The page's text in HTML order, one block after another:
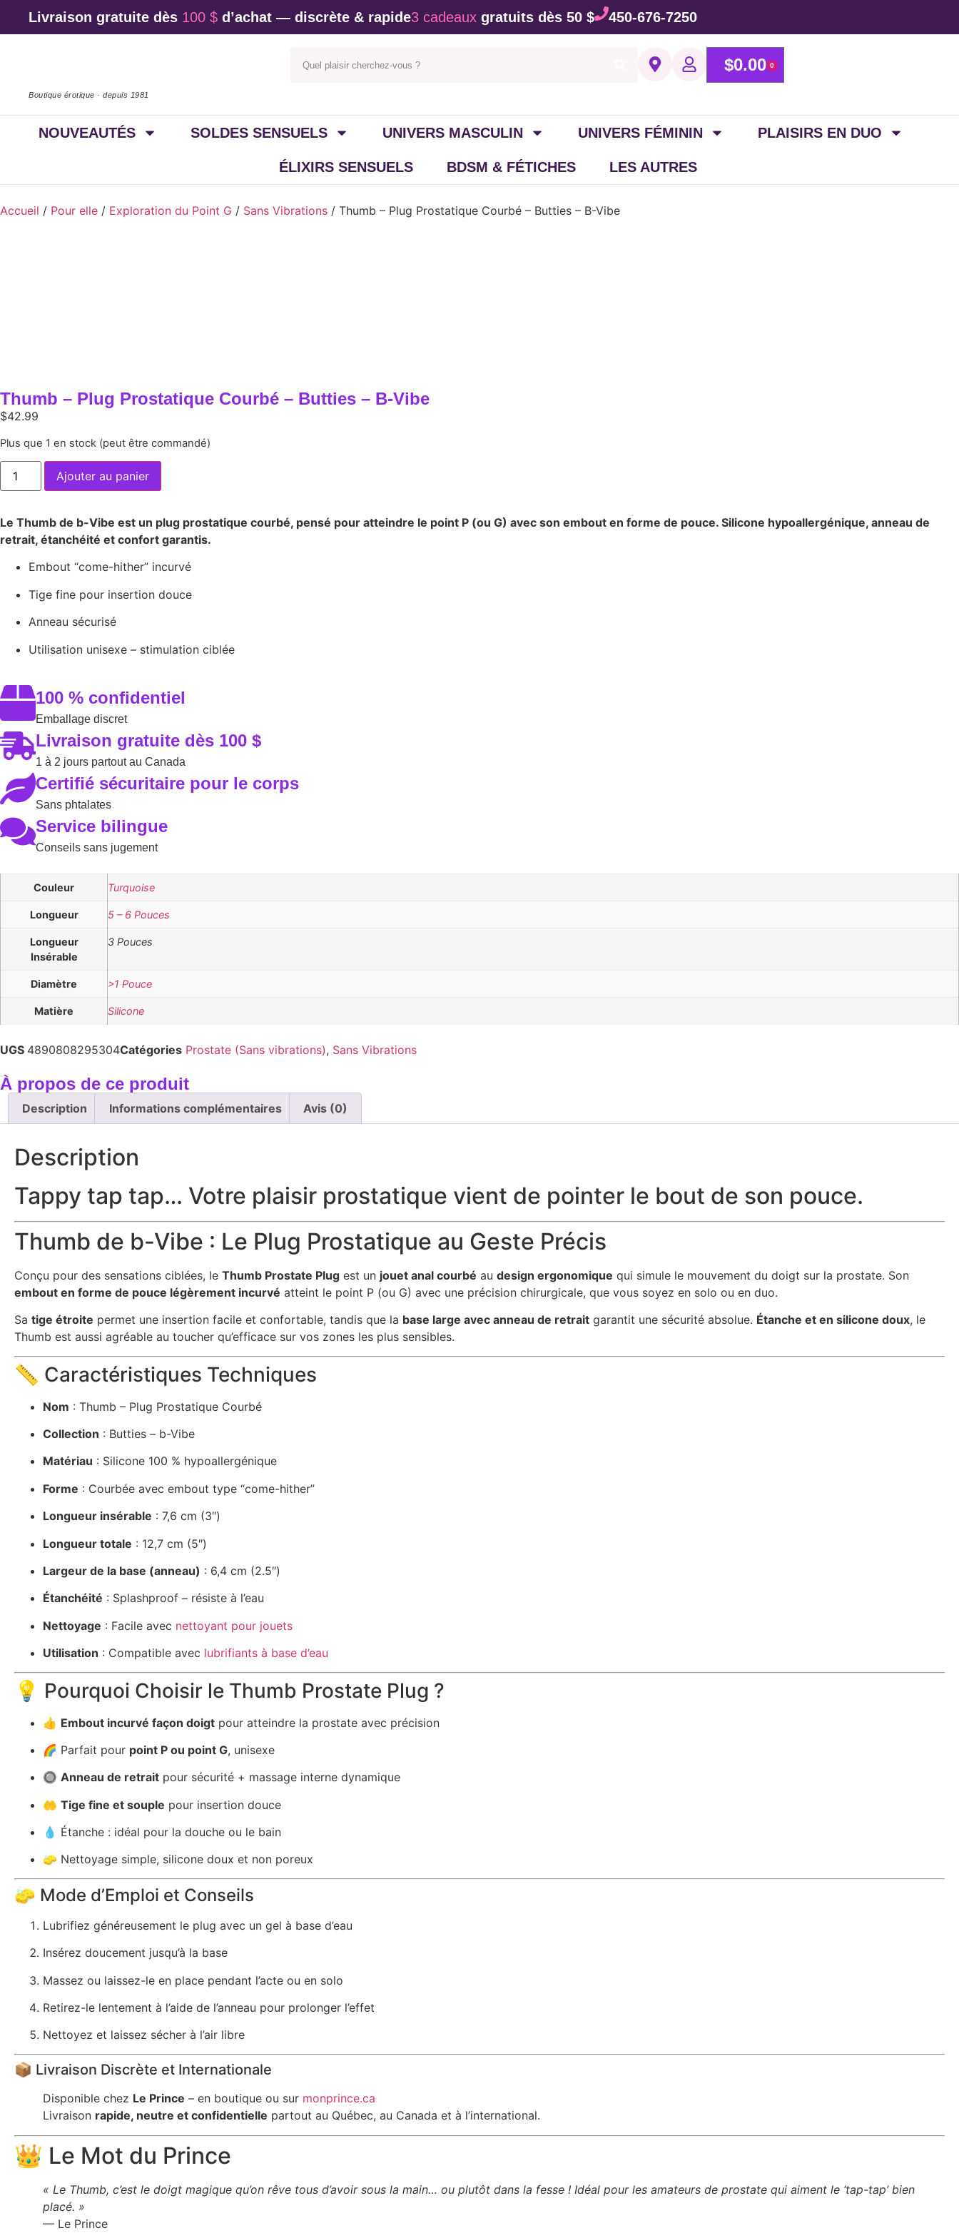
Livraison gratuite dès 100 $ d’achat — discrète & rapide3 cadeaux gratuits dès 50 $ 450-676-7250
Boutique érotique · depuis 1981
$0.00 0
NOUVEAUTÉS SOLDES SENSUELS UNIVERS MASCULIN UNIVERS FÉMININ PLAISIRS EN DUO
ÉLIXIRS SENSUELS BDSM & FÉTICHES LES AUTRES
Accueil / Pour elle / Exploration du Point G / Sans Vibrations / Thumb – Plug Prostatique Courbé – Butties – B-Vibe
Thumb – Plug Prostatique Courbé – Butties – B-Vibe
$42.99
Plus que 1 en stock (peut être commandé)
Ajouter au panier
Le Thumb de b-Vibe est un plug prostatique courbé, pensé pour atteindre le point P (ou G) avec son embout en forme de pouce. Silicone hypoallergénique, anneau de
retrait, étanchéité et confort garantis.
Embout “come-hither” incurvé
Tige fine pour insertion douce
Anneau sécurisé
Utilisation unisexe – stimulation ciblée
100 % confidentiel
Emballage discret
Livraison gratuite dès 100 $
1 à 2 jours partout au Canada
Certifié sécuritaire pour le corps
Sans phtalates
Service bilingue
Conseils sans jugement
Couleur Turquoise
Longueur 5 – 6 Pouces
Longueur
Insérable
3 Pouces
Diamètre >1 Pouce
Matière Silicone
UGS 4890808295304Catégories Prostate (Sans vibrations), Sans Vibrations
À propos de ce produit
Description Informations complémentaires Avis (0)
Description
Tappy tap tap… Votre plaisir prostatique vient de pointer le bout de son pouce.
Thumb de b-Vibe : Le Plug Prostatique au Geste Précis
Conçu pour des sensations ciblées, le Thumb Prostate Plug est un jouet anal courbé au design ergonomique qui simule le mouvement du doigt sur la prostate. Son
embout en forme de pouce légèrement incurvé atteint le point P (ou G) avec une précision chirurgicale, que vous soyez en solo ou en duo.
Sa tige étroite permet une insertion facile et confortable, tandis que la base large avec anneau de retrait garantit une sécurité absolue. Étanche et en silicone doux, le
Thumb est aussi agréable au toucher qu’efficace sur vos zones les plus sensibles.
📏 Caractéristiques Techniques
Nom : Thumb – Plug Prostatique Courbé
Collection : Butties – b-Vibe
Matériau : Silicone 100 % hypoallergénique
Forme : Courbée avec embout type “come-hither”
Longueur insérable : 7,6 cm (3″)
Longueur totale : 12,7 cm (5″)
Largeur de la base (anneau) : 6,4 cm (2.5″)
Étanchéité : Splashproof – résiste à l’eau
Nettoyage : Facile avec nettoyant pour jouets
Utilisation : Compatible avec lubrifiants à base d’eau
💡 Pourquoi Choisir le Thumb Prostate Plug ?
👍 Embout incurvé façon doigt pour atteindre la prostate avec précision
🌈 Parfait pour point P ou point G, unisexe
🔘 Anneau de retrait pour sécurité + massage interne dynamique
🤲 Tige fine et souple pour insertion douce
💧 Étanche : idéal pour la douche ou le bain
🧽 Nettoyage simple, silicone doux et non poreux
🧽 Mode d’Emploi et Conseils
Lubrifiez généreusement le plug avec un gel à base d’eau
Insérez doucement jusqu’à la base
Massez ou laissez-le en place pendant l’acte ou en solo
Retirez-le lentement à l’aide de l’anneau pour prolonger l’effet
Nettoyez et laissez sécher à l’air libre
📦 Livraison Discrète et Internationale
Disponible chez Le Prince – en boutique ou sur monprince.ca
Livraison rapide, neutre et confidentielle partout au Québec, au Canada et à l’international.
👑 Le Mot du Prince
« Le Thumb, c’est le doigt magique qu’on rêve tous d’avoir sous la main… ou plutôt dans la fesse ! Idéal pour les amateurs de prostate qui aiment le ‘tap-tap’ bien
placé. »
— Le Prince